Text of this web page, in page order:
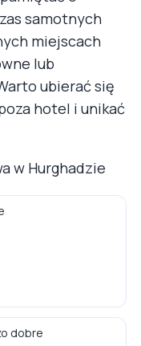
samotnych
miejscach
lub
ubierać się
hotel i unikać
w Hurghadzie
dobre